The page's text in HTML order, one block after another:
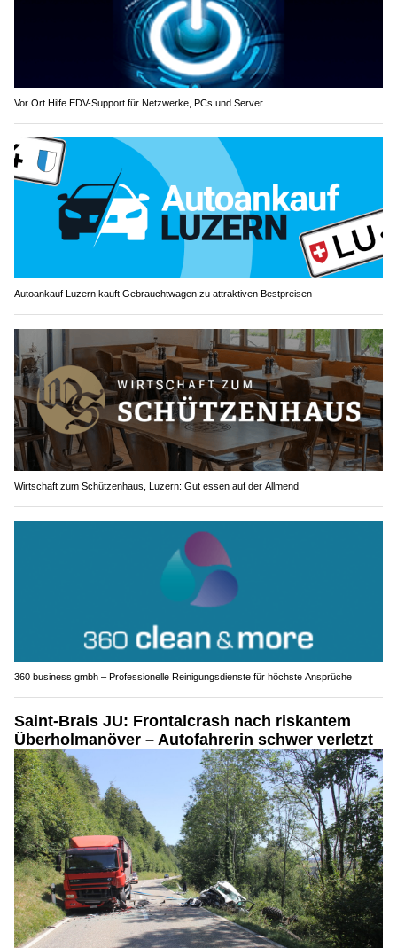
Vor Ort Hilfe EDV-Support für Netzwerke, PCs und Server
Autoankauf Luzern kauft Gebrauchtwagen zu attraktiven Bestpreisen
Wirtschaft zum Schützenhaus, Luzern: Gut essen auf der Allmend
360 business gmbh – Professionelle Reinigungsdienste für höchste Ansprüche
Saint-Brais JU: Frontalcrash nach riskantem
Überholmanöver – Autofahrerin schwer verletzt